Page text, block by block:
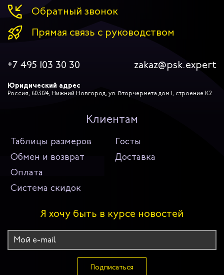
Обратный звонок
Прямая связь с руководством
+7 495 103 30 30 zakaz@psk.expert
Юридический адрес
Россия, 603124, Нижний Новгород, ул. Вторчермета дом 1, строение К2
Клиентам
Таблицы размеров
Госты
Обмен и возврат
Доставка
Оплата
Система скидок
Я хочу быть в курсе новостей
Подписаться